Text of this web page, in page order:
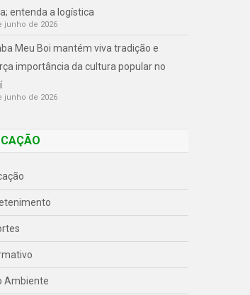
entenda a logística
junho de 2026
Meu Boi mantém viva tradição e
importância da cultura popular no
junho de 2026
Ambiente